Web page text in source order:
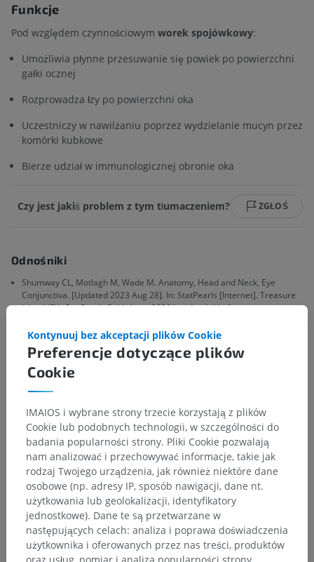
Funkcje
Pod względem czynnościowym worek spojówkowy:
Umożliwia płynne przesuwanie się powiek po powierzchni
gałki ocznej
Rozprowadza łzy po powierzchni oka
Uczestniczy w nawilżaniu poprzez wydzielanie mucyn przez
komórki kubkowe
Bierze udział w immunologicznej obronie oka
Czy jest jakiś problem z tym tłumaczeniem? ZGŁOŚ
Odnośniki
Shumway CL, Motlagh M, Wade M. Anatomy, Head and Neck, Eye
Conjunctiva. [Updated 2023 Aug 28]. In: StatPearls [Internet]. Treasure
Island (FL): StatPearls Publishing; 2026 Jan. Available from:
Standring, S. (Ed.). (2015). Eye (Chapter 42). In Gray's anatomy: The
anatomical basis of clinical practice (41st ed., pp. ). Churchill
Livingstone.
Galeria
Preferencje dotyczące plików
Cookie
Kontynuuj bez akceptacji plików Cookie
IMAIOS i wybrane strony trzecie korzystają z plików
Cookie lub podobnych technologii, w szczególności do
badania popularności strony. Pliki Cookie pozwalają
nam analizować i przechowywać informacje, takie jak
rodzaj Twojego urządzenia, jak również niektóre dane
osobowe (np. adresy IP, sposób nawigacji, dane nt.
użytkowania lub geolokalizacji, identyfikatory
jednostkowe). Dane te są przetwarzane w
następujących celach: analiza i poprawa doświadczenia
użytkownika i oferowanych przez nas treści, produktów